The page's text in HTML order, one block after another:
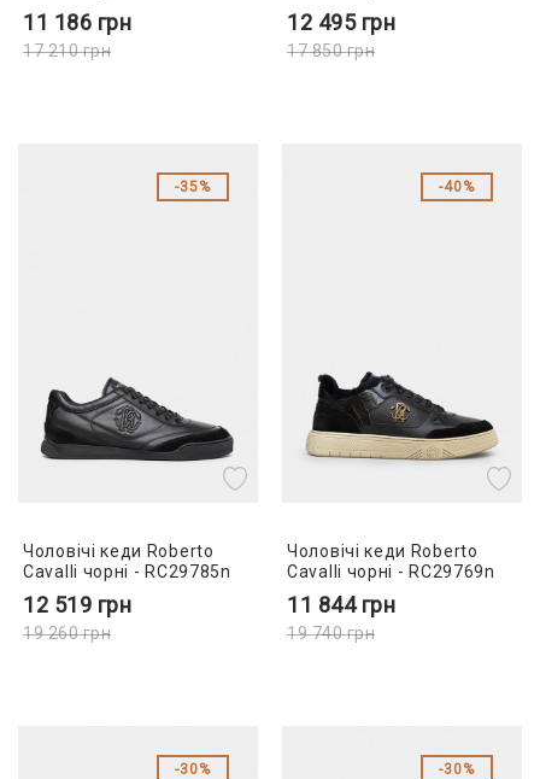
11 186 грн
17 210грн
12 495 грн
17 850грн
35%
Чоловічі кеди Roberto
Cavalli чорні - RC29785n
12 519 грн
19 260грн
40%
Чоловічі кеди Roberto
Cavalli чорні - RC29769n
11 844грн
19 740грн
30% 30%